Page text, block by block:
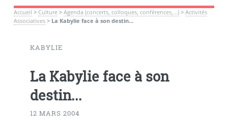
Accueil > Culture> Agenda (concerts, colloques, confèrences,...)> Activités
Associatives> La Kabylie face à son destin...
KABYLIE
La Kabylie face à son
destin...
12 MARS 2004